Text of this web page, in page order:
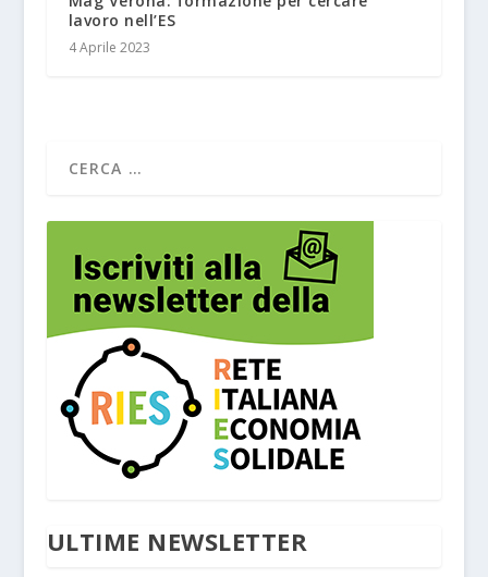
lavoro nell’ES
4 Aprile 2023
ULTIME NEWSLETTER